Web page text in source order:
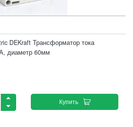
DEKraft Трансформатор тока
диаметр 60мм
Купить